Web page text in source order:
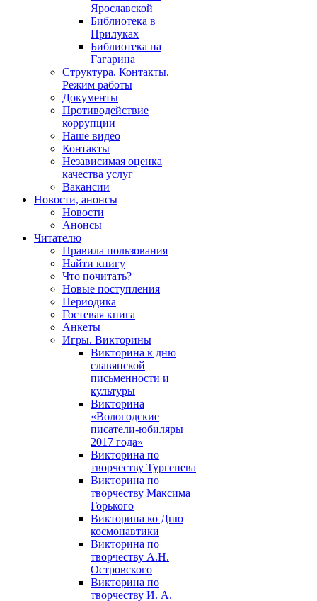
Ярославской
Библиотека в
Прилуках
Библиотека на
Гагарина
Структура. Контакты.
Режим работы
Документы
Противодействие
коррупции
Наше видео
Контакты
Независимая оценка
качества услуг
Вакансии
Новости, анонсы
Новости
Анонсы
Читателю
Правила пользования
Найти книгу
Что почитать?
Новые поступления
Периодика
Гостевая книга
Анкеты
Игры. Викторины
Викторина к дню
славянской
письменности и
культуры
Викторина
«Вологодские
писатели-юбиляры
2017 года»
Викторина по
творчеству Тургенева
Викторина по
творчеству Максима
Горького
Викторина ко Дню
космонавтики
Викторина по
творчеству А.Н.
Островского
Викторина по
творчеству И. А.